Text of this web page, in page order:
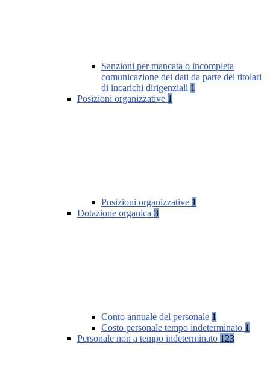
Sanzioni per mancata o incompleta
comunicazione dei dati da parte dei titolari
di incarichi dirigenziali 1
Posizioni organizzative 1
Posizioni organizzative 1
Dotazione organica 3
Conto annuale del personale 1
Costo personale tempo indeterminato 1
Personale non a tempo indeterminato 123